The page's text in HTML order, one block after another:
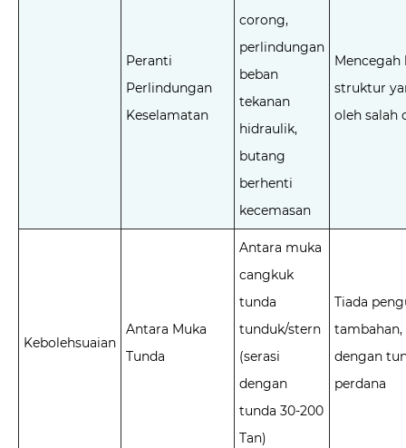
Peranti
Perlindungan
Keselamatan
corong,
perlindungan
beban
tekanan
hidraulik,
butang
berhenti
kecemasan
Mencegah
struktur
oleh salah
Kebolehsuaian
Antara Muka
Tunda
Antara muka
cangkuk
tunda
tunduk/stern
(serasi
dengan
tunda 30-200
Tan)
Tiada
tambahan,
dengan
perdana